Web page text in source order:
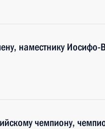
наместнику Иосифо-
чемпиону,